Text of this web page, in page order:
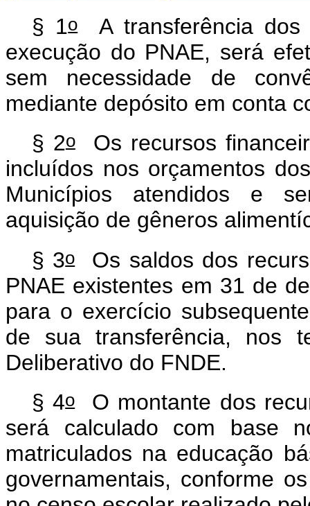
§ 1oA transferência dos
execução do PNAE, será
sem necessidade de
mediante depósito em conta
§ 2oOs recursos
incluídos nos orçamentos
Municípios atendidos e
aquisição de gêneros
§ 3oOs saldos dos
PNAE existentes em 31 de
para o exercício
de sua transferência, nos
Deliberativo do FNDE.
§ 4oO montante dos
será calculado com base
matriculados na educação
governamentais, conforme